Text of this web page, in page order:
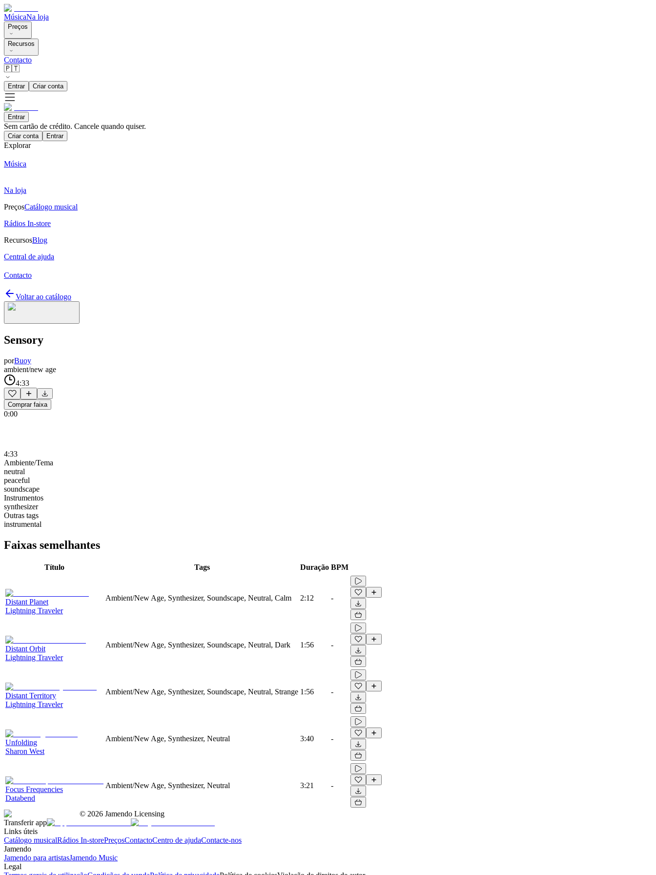
MúsicaNa loja
Preços
Recursos
Contacto
🇵🇹
Entrar Criar conta
Entrar
Sem cartão de crédito. Cancele quando quiser.
Criar conta Entrar
Explorar
Música
Na loja
PreçosCatálogo musical
Rádios In-store
RecursosBlog
Central de ajuda
Contacto
Voltar ao catálogo
Sensory
porBuoy
ambient/new age
4:33
Comprar faixa
0:00
4:33
Ambiente/Tema
neutral
peaceful
soundscape
Instrumentos
synthesizer
Outras tags
instrumental
Faixas semelhantes
Título Tags Duração BPM
Distant Planet
Lightning Traveler
Ambient/New Age, Synthesizer, Soundscape, Neutral, Calm 2:12 -
Distant Orbit
Lightning Traveler
Ambient/New Age, Synthesizer, Soundscape, Neutral, Dark 1:56 -
Distant Territory
Lightning Traveler
Ambient/New Age, Synthesizer, Soundscape, Neutral, Strange 1:56 -
Unfolding
Sharon West
Ambient/New Age, Synthesizer, Neutral 3:40 -
Focus Frequencies
Databend
Ambient/New Age, Synthesizer, Neutral 3:21 -
© 2026 Jamendo Licensing
Transferir app
Links úteis
Catálogo musicalRádios In-storePreçosContactoCentro de ajudaContacte-nos
Jamendo
Jamendo para artistasJamendo Music
Legal